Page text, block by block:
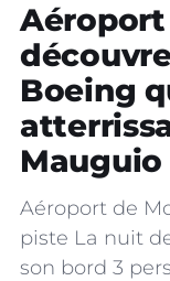
Boeing
Mauguio
Aéroport de
piste La nuit
son bord 3